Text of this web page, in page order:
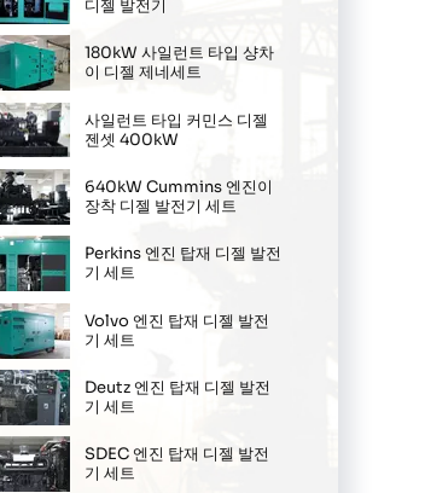
디젤 발전기
180kW 사일런트 타입 샹차
이 디젤 제네세트
사일런트 타입 커민스 디젤
젠셋 400kW
640kW Cummins 엔진이
장착 디젤 발전기 세트
Perkins 엔진 탑재 디젤 발전
기 세트
Volvo 엔진 탑재 디젤 발전
기 세트
Deutz 엔진 탑재 디젤 발전
기 세트
SDEC 엔진 탑재 디젤 발전
기 세트